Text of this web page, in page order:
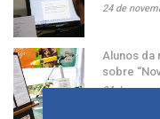
24 de
Alunos da
sobre
24 de